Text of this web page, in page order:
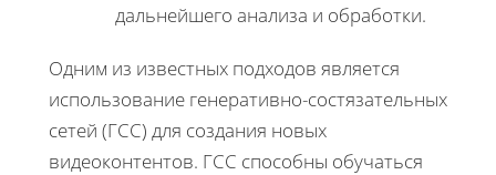
дальнейшего анализа и обработки.
Одним из известных подходов является
использование генеративно-состязательных
сетей (ГСС) для создания новых
видеоконтентов. ГСС способны обучаться